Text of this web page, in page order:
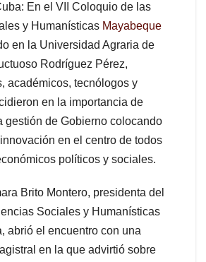
En el VII Coloquio de las
y Humanísticas Mayabeque
en la Universidad Agraria de
Rodríguez Pérez,
académicos, tecnólogos y
en la importancia de
gestión de Gobierno colocando
en el centro de todos
políticos y sociales.
Brito Montero, presidenta del
Sociales y Humanísticas
abrió el encuentro con una
en la que advirtió sobre